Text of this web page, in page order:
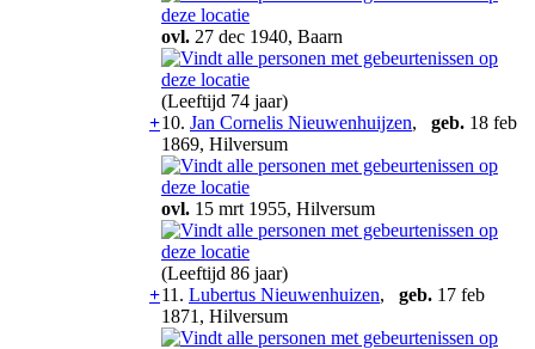
ovl. 27 dec 1940, Baarn
(Leeftijd 74 jaar)
+10. Jan Cornelis Nieuwenhuijzen, geb. 18 feb
1869, Hilversum
ovl. 15 mrt 1955, Hilversum
(Leeftijd 86 jaar)
+11. Lubertus Nieuwenhuizen, geb. 17 feb
1871, Hilversum